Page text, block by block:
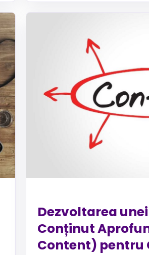
Dezvoltarea
Conținut
Content) pentru